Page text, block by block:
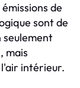
de
sont de
seulement
mais
intérieur.